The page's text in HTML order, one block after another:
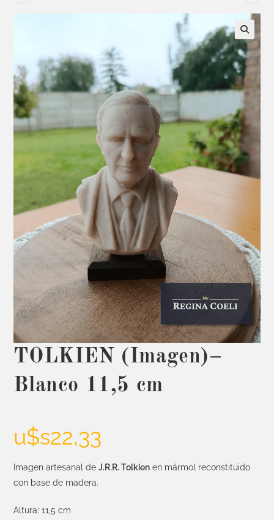
TOLKIEN (Imagen)–
Blanco 11,5 cm
u$s22,33
Imagen artesanal deJ.R.R. Tolkien en mármol reconstituido
con base de madera.
Altura: 11,5 cm